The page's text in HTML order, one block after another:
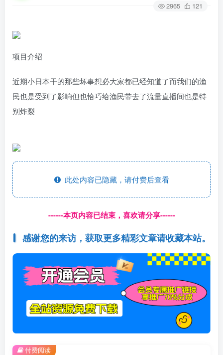
2965 121
项目介绍
近期小日本干的那些坏事想必大家都已经知道了而我们的渔
民也是受到了影响但也恰巧给渔民带去了流量直播间也是特
别炸裂
此处内容已隐藏，请付费后查看
------本页内容已结束，喜欢请分享------
感谢您的来访，获取更多精彩文章请收藏本站。
付费阅读